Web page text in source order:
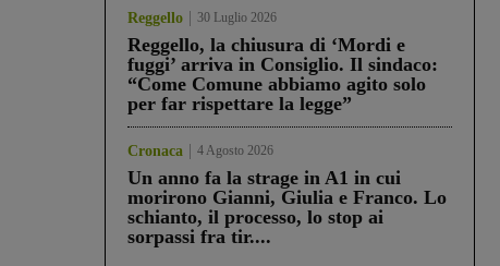
Reggello 30 Luglio 2026
Reggello, la chiusura di ‘Mordi e
fuggi’ arriva in Consiglio. Il sindaco:
“Come Comune abbiamo agito solo
per far rispettare la legge”
Cronaca 4 Agosto 2026
Un anno fa la strage in A1 in cui
morirono Gianni, Giulia e Franco. Lo
schianto, il processo, lo stop ai
sorpassi fra tir....